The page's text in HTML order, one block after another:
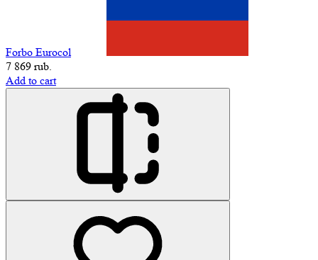
Forbo Eurocol
7 869 rub.
Add to cart